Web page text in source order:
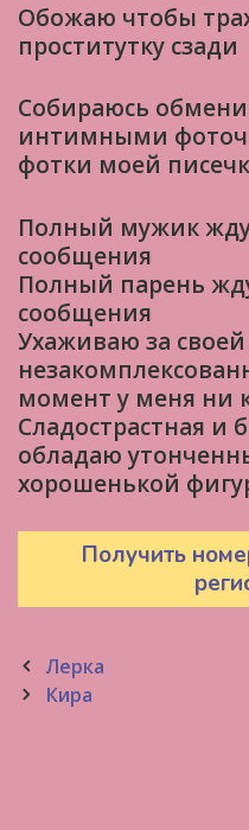
Обожаю чтобы
проститутку сзади
Собираюсь
интимными
фотки моей
Полный мужик
сообщения
Полный парень
сообщения
Ухаживаю за
момент у меня ни
Cладострастная и
обладаю
хорошенькой
Получить
Post
navigation
Лерка
Кира